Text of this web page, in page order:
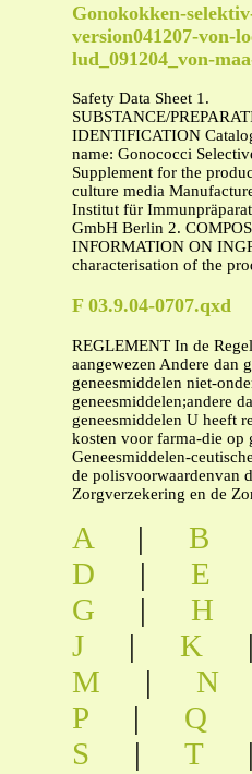
Gonokokken-
version041207-von-
lud_091204_von-
Safety Data Sheet 1.
SUBSTANCE/
IDENTIFICATION
name: Gonococci
Supplement for the
culture media
Institut für
GmbH Berlin 2.
INFORMATION ON
characterisation of the
F 03.9.04-0707.qxd
REGLEMENT In de
aangewezen Andere dan
geneesmiddelen niet-
geneesmiddelen;andere
geneesmiddelen U heeft
kosten voor farma-die op
Geneesmiddelen-
de polisvoorwaardenvan
Zorgverzekering en de
A | B
D
| E
G
| H
J
| K
M
| N
P
| Q
S
| T